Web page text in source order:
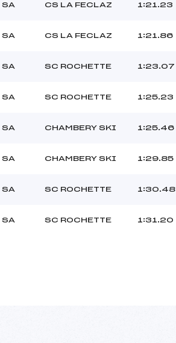
SA CS LA FECLAZ 1:21.23
SA CS LA FECLAZ 1:21.86
SA SC ROCHETTE 1:23.07
SA SC ROCHETTE 1:25.23
SA CHAMBERY SKI 1:25.46
SA CHAMBERY SKI 1:29.85
SA SC ROCHETTE 1:30.48
SA SC ROCHETTE 1:31.20